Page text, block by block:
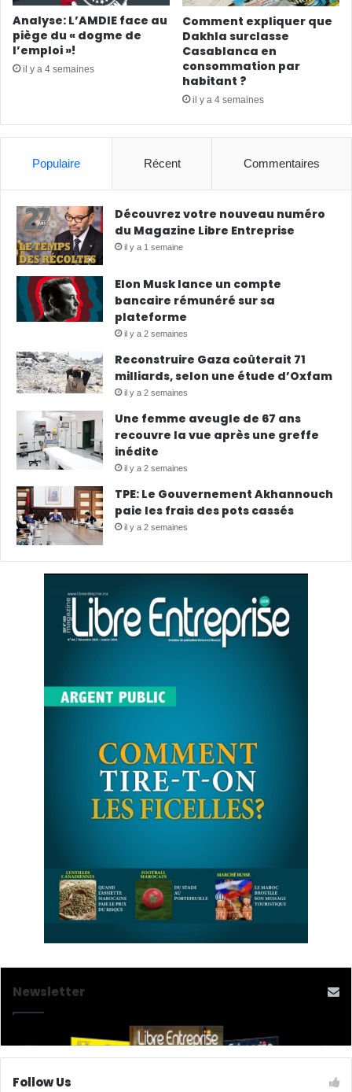
Analyse: L’AMDIE face au
piège du « dogme de
l’emploi »!
il y a 4 semaines
Comment expliquer que
Dakhla surclasse
Casablanca en
consommation par
habitant ?
il y a 4 semaines
Populaire Récent Commentaires
Découvrez votre nouveau numéro
du Magazine Libre Entreprise
il y a 1 semaine
Elon Musk lance un compte
bancaire rémunéré sur sa
plateforme
il y a 2 semaines
Reconstruire Gaza coûterait 71
milliards, selon une étude d’Oxfam
il y a 2 semaines
Une femme aveugle de 67 ans
recouvre la vue après une greffe
inédite
il y a 2 semaines
TPE: Le Gouvernement Akhannouch
paie les frais des pots cassés
il y a 2 semaines
Newsletter
Follow Us